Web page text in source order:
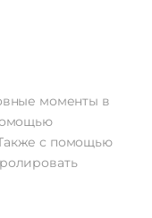
моменты в
с помощью